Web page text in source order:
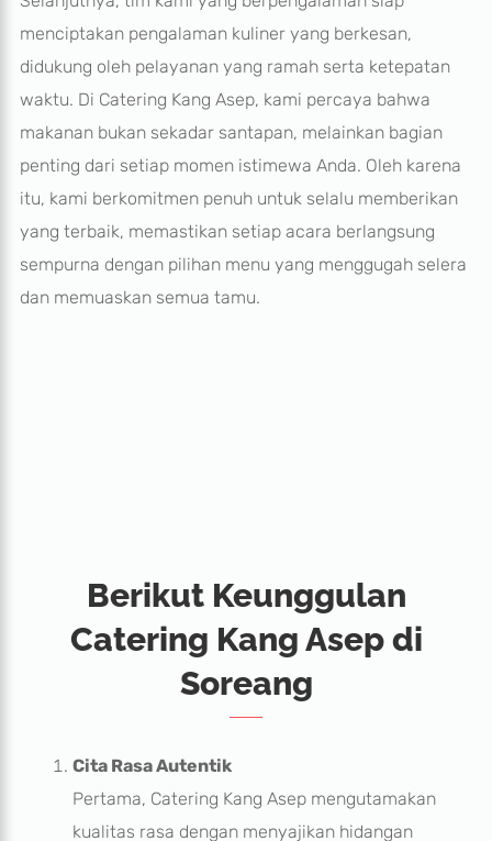
menciptakan pengalaman kuliner yang berkesan,
didukung oleh pelayanan yang ramah serta ketepatan
waktu. Di Catering Kang Asep, kami percaya bahwa
makanan bukan sekadar santapan, melainkan bagian
penting dari setiap momen istimewa Anda. Oleh karena
itu, kami berkomitmen penuh untuk selalu memberikan
yang terbaik, memastikan setiap acara berlangsung
sempurna dengan pilihan menu yang menggugah selera
dan memuaskan semua tamu.
Berikut Keunggulan
Catering Kang Asep di
Soreang
Cita Rasa Autentik
Pertama, Catering Kang Asep mengutamakan
kualitas rasa dengan menyajikan hidangan